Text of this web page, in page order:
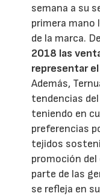
semana a su
primera mano
de la marca.
2018 las
representar
Además,
tendencias
teniendo en
preferencias
tejidos
promoción
parte de las
se refleja en